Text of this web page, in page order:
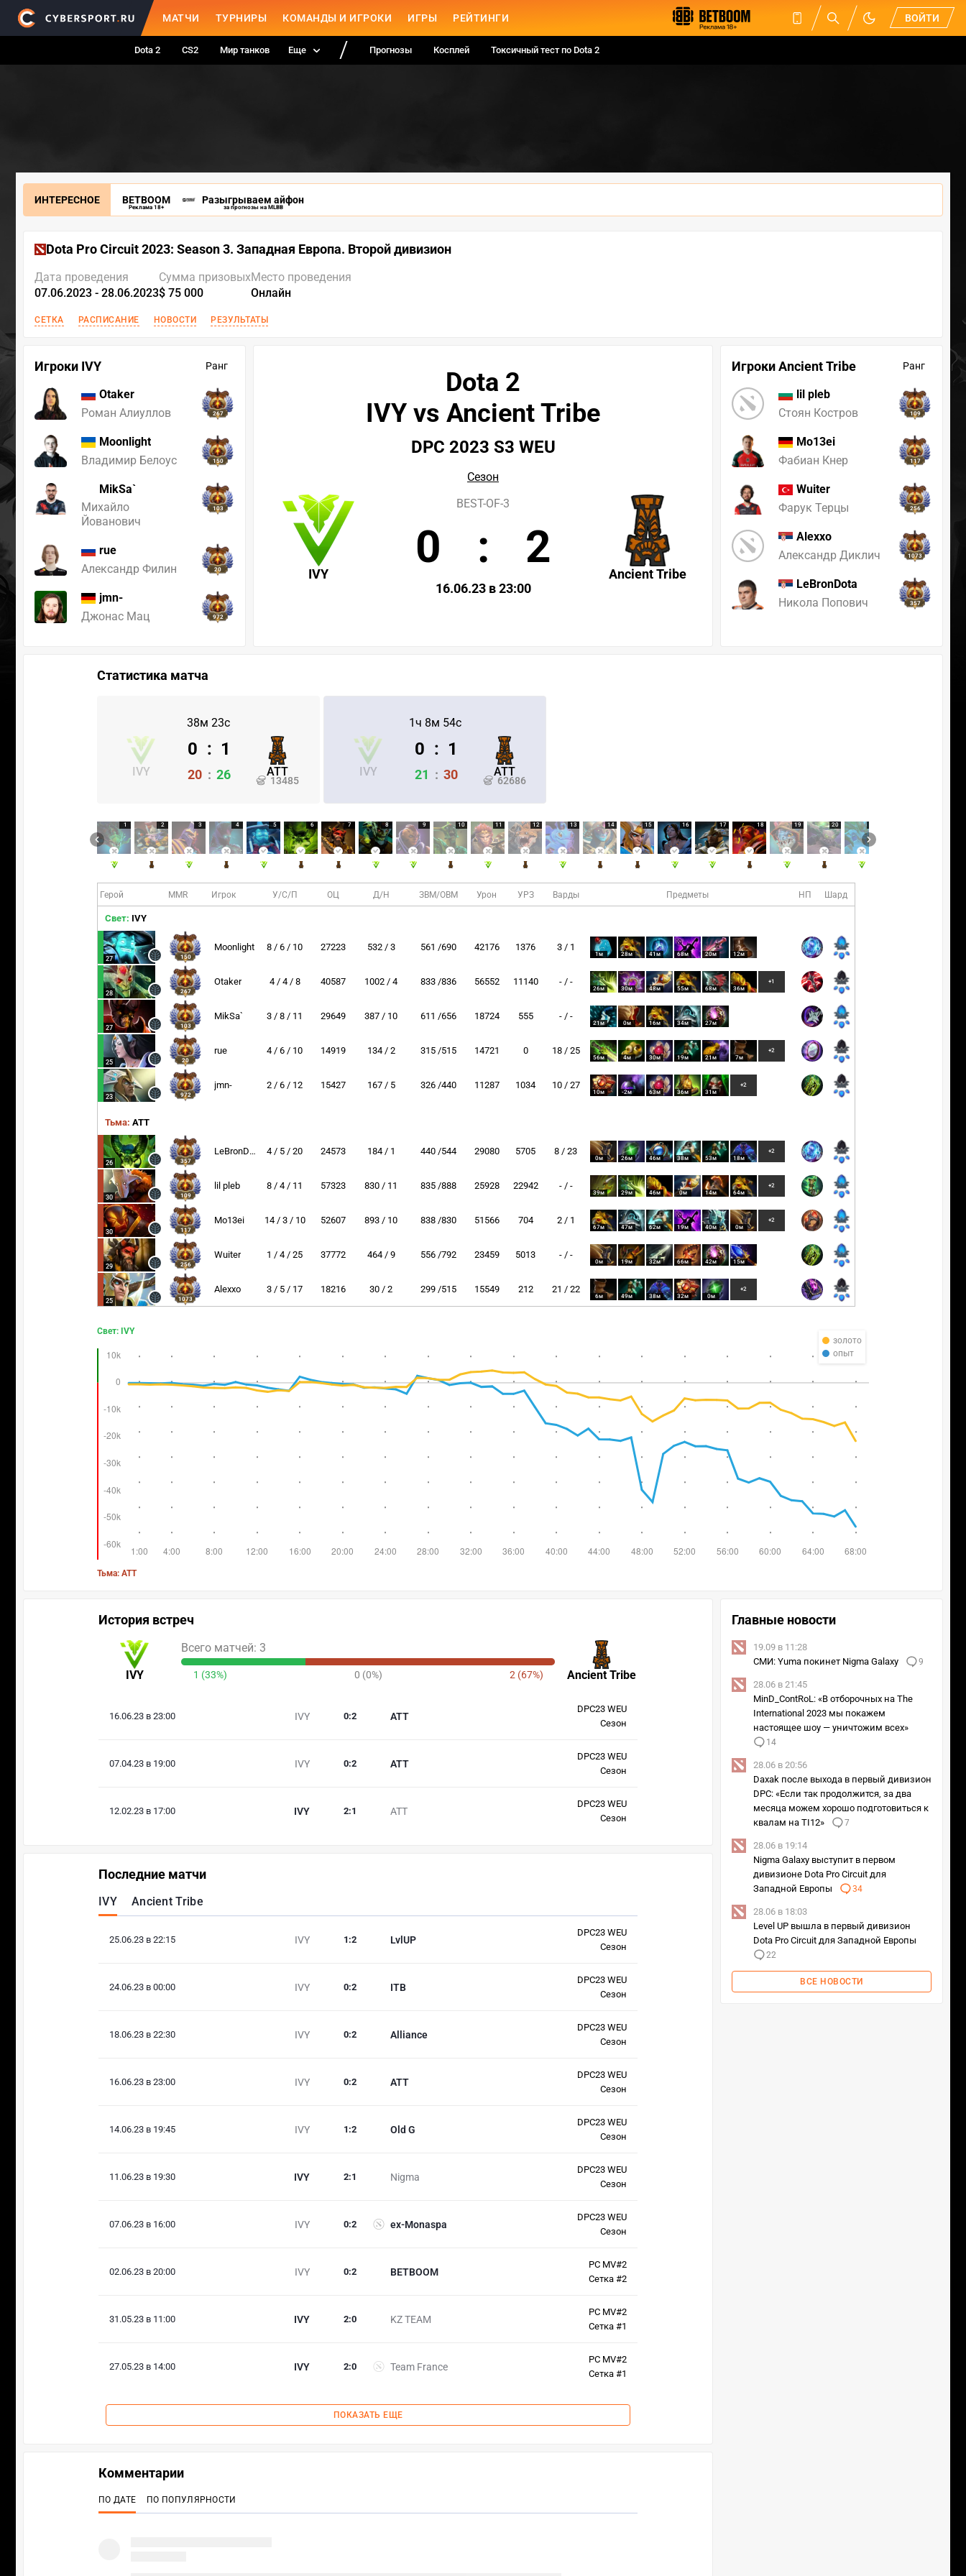
МАТЧИ ТУРНИРЫ КОМАНДЫ И ИГРОКИ ИГРЫ РЕЙТИНГИ ВОЙТИ
Dota 2 CS2 Мир танков Еще Прогнозы Косплей Токсичный тест по Dota 2
ИНТЕРЕСНОЕ BETBOOM
Реклама 18+
Разыгрываем айфон
за прогнозы на MLBB
Dota Pro Circuit 2023: Season 3. Западная Европа. Второй дивизион
Дата проведения
07.06.2023 - 28.06.2023
Сумма призовых
$ 75 000
Место проведения
Онлайн
СЕТКА РАСПИСАНИЕ НОВОСТИ РЕЗУЛЬТАТЫ
Игроки IVY Ранг
Otaker
Роман Алиуллов
267
Moonlight
Владимир Белоус
150
MikSa`
Михайло
Йованович
103
rue
Александр Филин
20
jmn-
Джонас Мац
972
Игроки Ancient Tribe Ранг
lil pleb
Стоян Костров
109
Mo13ei
Фабиан Кнер
117
Wuiter
Фарук Терцы
256
Alexxo
Александр Диклич
1073
LeBronDota
Никола Попович
357
Dota 2
IVY vs Ancient Tribe
DPC 2023 S3 WEU
Сезон
IVY Ancient Tribe
BEST-OF-3
0 : 2
16.06.23 в 23:00
Статистика матча
38м 23с
IVY ATT
13485
0 : 1
20 : 26
1ч 8м 54с
IVY ATT
62686
0 : 1
21 : 30
1 2 3 4 5 6 7 8 9 10 11 12 13 14 15 16 17 18 19 20
Герой MMR Игрок У/С/П ОЦ Д/Н ЗВМ/ОВМ Урон УРЗ Варды Предметы НП Шард
Свет: IVY
27 150
Moonlight 8 / 6 / 10 27223 532 / 3 561 /690 42176 1376 3 / 1
1м 28м 41м 68м 20м 12м
28 267
Otaker 4 / 4 / 8 40587 1002 / 4 833 /836 56552 11140 - / -
26м 30м 48м 55м 68м 36м
+1
27 103
MikSa` 3 / 8 / 11 29649 387 / 10 611 /656 18724 555 - / -
21м 0м 16м 34м 27м
25 20
rue 4 / 6 / 10 14919 134 / 2 315 /515 14721 0 18 / 25
56м 4м 30м 19м 21м 7м
+2
23 972
jmn- 2 / 6 / 12 15427 167 / 5 326 /440 11287 1034 10 / 27
10м -2м 63м 36м 31м
+2
Тьма: ATT
26 357
LeBronDota 4 / 5 / 20 24573 184 / 1 440 /544 29080 5705 8 / 23
0м 26м 46м 38м 53м 18м
+2
30 109
lil pleb 8 / 4 / 11 57323 830 / 11 835 /888 25928 22942 - / -
39м 29м 46м 0м 14м 64м
+2
30 117
Mo13ei 14 / 3 / 10 52607 893 / 10 838 /830 51566 704 2 / 1
67м 47м 62м 19м 40м 0м
+2
29 256
Wuiter 1 / 4 / 25 37772 464 / 9 556 /792 23459 5013 - / -
0м 19м 32м 66м 42м 15м
25 1073
Alexxo 3 / 5 / 17 18216 30 / 2 299 /515 15549 212 21 / 22
6м 49м 38м 32м 0м
+2
золото
опыт
Свет: IVY
Тьма: ATT
История встреч
IVY Ancient Tribe
Всего матчей: 3
1 (33%) 0 (0%) 2 (67%)
16.06.23 в 23:00 IVY ATT
0:2
DPC23 WEU
Сезон
07.04.23 в 19:00 IVY ATT
0:2
DPC23 WEU
Сезон
12.02.23 в 17:00 IVY ATT
2:1
DPC23 WEU
Сезон
Последние матчи
IVY Ancient Tribe
25.06.23 в 22:15 IVY LvlUP
1 :2
DPC23 WEU
Сезон
24.06.23 в 00:00 IVY ITB
0:2
DPC23 WEU
Сезон
18.06.23 в 22:30 IVY Alliance
0:2
DPC23 WEU
Сезон
16.06.23 в 23:00 IVY ATT
0:2
DPC23 WEU
Сезон
14.06.23 в 19:45 IVY Old G
1 :2
DPC23 WEU
Сезон
11.06.23 в 19:30 IVY Nigma
2:1
DPC23 WEU
Сезон
07.06.23 в 16:00 IVY ex-Monaspa
0:2
DPC23 WEU
Сезон
02.06.23 в 20:00 IVY BETBOOM
0:2
PC MV#2
Сетка #2
31.05.23 в 11:00 IVY KZ TEAM
2:0
PC MV#2
Сетка #1
27.05.23 в 14:00 IVY Team France
2:0
PC MV#2
Сетка #1
ПОКАЗАТЬ ЕЩЕ
Главные новости
19.09 в 11:28
СМИ: Yuma покинет Nigma Galaxy
9
28.06 в 21:45
MinD_ContRoL: «В отборочных на The
International 2023 мы покажем
настоящее шоу — уничтожим всех»
14
28.06 в 20:56
Daxak после выхода в первый дивизион
DPC: «Если так продолжится, за два
месяца можем хорошо подготовиться к
квалам на TI12»
7
28.06 в 19:14
Nigma Galaxy выступит в первом
дивизионе Dota Pro Circuit для
Западной Европы
34
28.06 в 18:03
Level UP вышла в первый дивизион
Dota Pro Circuit для Западной Европы
22
ВСЕ НОВОСТИ
Комментарии
ПО ДАТЕ ПО ПОПУЛЯРНОСТИ